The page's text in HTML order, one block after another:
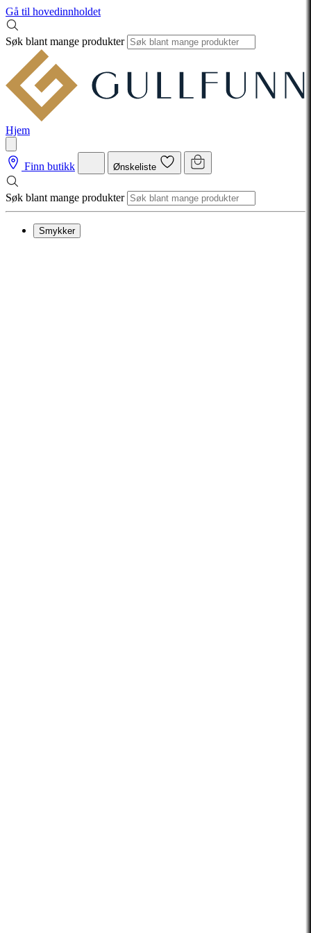
Gå til hovedinnholdet
Søk blant mange produkter
Hjem
Finn butikk Ønskeliste
Søk blant mange produkter
Smykker